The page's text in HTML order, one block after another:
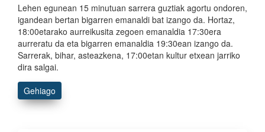
Lehen egunean 15 minutuan sarrera guztiak agortu ondoren,
igandean bertan bigarren emanaldi bat izango da. Hortaz,
18:00etarako aurreikusita zegoen emanaldia 17:30era
aurreratu da eta bigarren emanaldia 19:30ean izango da.
Sarrerak, bihar, asteazkena, 17:00etan kultur etxean jarriko
dira salgai.
Gehiago